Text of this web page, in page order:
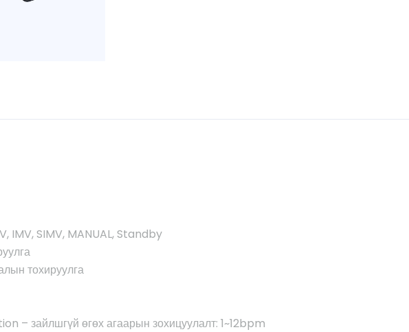
IMV, SIMV, MANUAL, Standby
тохируулга
зайлшгүй өгөх агаарын зохицуулалт: 1~12bpm